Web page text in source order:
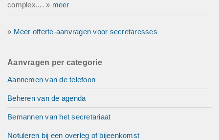
complex.... » meer
» Meer offerte-aanvragen voor secretaresses
Aanvragen per categorie
Aannemen van de telefoon
Beheren van de agenda
Bemannen van het secretariaat
Notuleren bij een overleg of bijeenkomst